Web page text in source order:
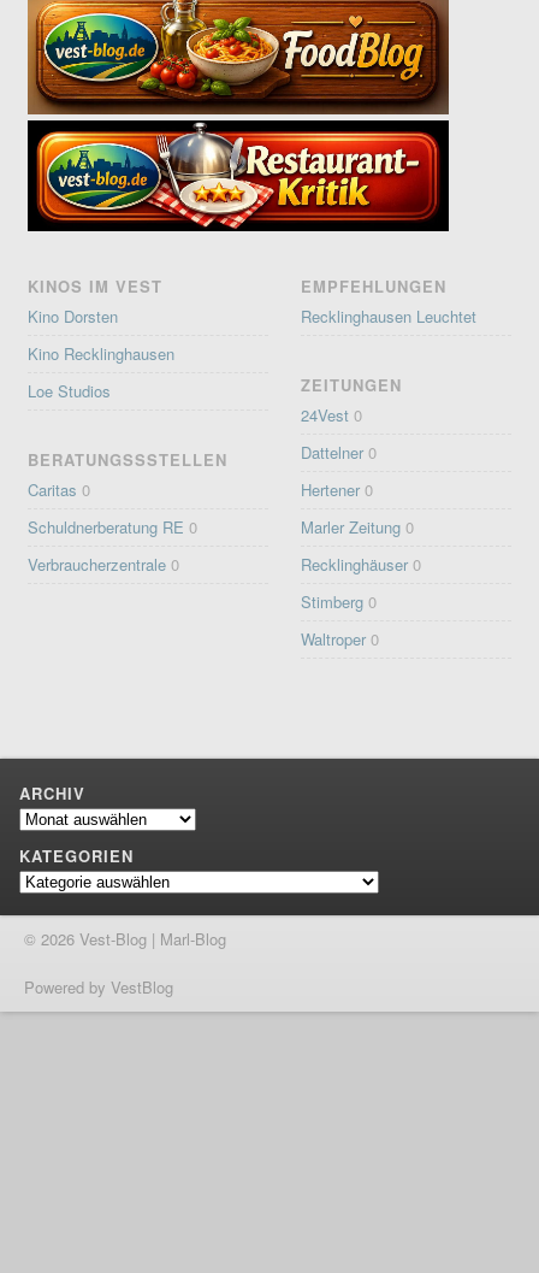
KINOS IM VEST
Kino Dorsten
Kino Recklinghausen
Loe Studios
BERATUNGSSSTELLEN
Caritas 0
Schuldnerberatung RE 0
Verbraucherzentrale 0
EMPFEHLUNGEN
Recklinghausen Leuchtet
ZEITUNGEN
24Vest 0
Dattelner 0
Hertener 0
Marler Zeitung 0
Recklinghäuser 0
Stimberg 0
Waltroper 0
ARCHIV
Archiv
KATEGORIEN
Kategorien
© 2026 Vest-Blog | Marl-Blog
Powered by VestBlog